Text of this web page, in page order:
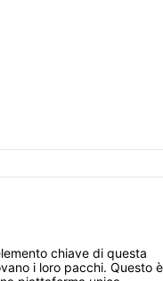
chiave di questa
i loro pacchi. Questo è